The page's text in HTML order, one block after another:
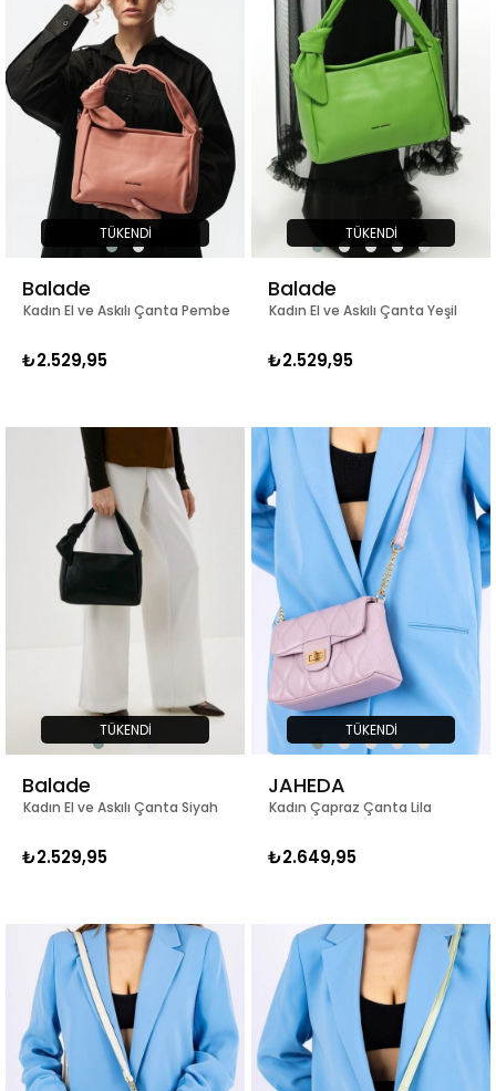
TÜKENDI
Kadın El ve Askılı Çanta Pembe
Balade
₺2.529,95
TÜKENDI
Kadın El ve Askılı Çanta Yeşil
Balade
₺2.529,95
TÜKENDI
Kadın El ve Askılı Çanta Siyah
Balade
₺2.529,95
TÜKENDI
Kadın Çapraz Çanta Lila
JAHEDA
₺2.649,95